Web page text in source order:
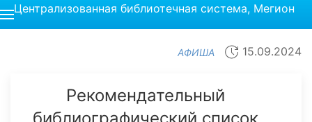
Централизованная библиотечная система, Мегион
АФИША 15.09.2024
Рекомендательный